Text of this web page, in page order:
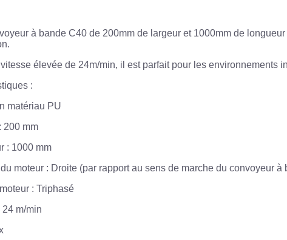
à bande C40 de 200mm de largeur et 1000mm de
élevée de 24m/min, il est parfait pour les environnements
:
matériau PU
200 mm
: 1000 mm
moteur : Droite (par rapport au sens de marche du convoyeur à
: Triphasé
m/min